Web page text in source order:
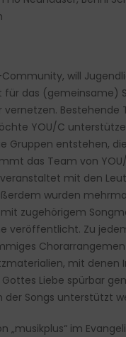
Community, will
für das (gemeinsame)
Bestehende
YOU/C
Gruppen entstehen,
das Team von
mit den
wurden
zugehörigem
veröffentlicht. Zu
mit denen
Liebe spürbar
der Songs unterstützt
„musikplus“ im